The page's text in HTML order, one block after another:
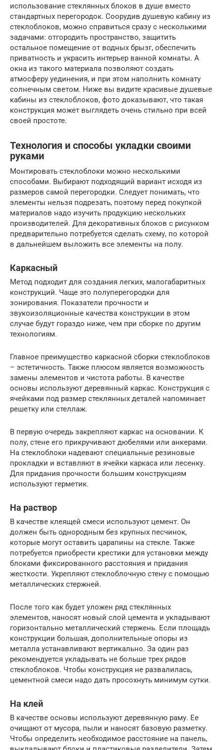
использование стеклянных блоков в душе вместо
стандартных перегородок. Соорудив душевую кабину из
стеклоблоков, можно справиться сразу с несколькими
задачами: отгородить пространство, защитить
остальное помещение от водных брызг, обеспечить
приватность и украсить интерьер ванной комнаты. А
окна из такого материала позволяют создать
атмосферу уединения, и при этом наполнить комнату
солнечным светом. Ниже вы видите красивые душевые
кабины из стеклоблоков, фото доказывают, что такая
конструкция может выглядеть очень стильно при всей
своей простоте.
Технология и способы укладки своими
руками
Монтировать стеклоблоки можно несколькими
способами. Выбирают подходящий вариант исходя из
размеров самой перегородки. Следует понимать, что
элементы нельзя подрезать, поэтому перед покупкой
материалов надо изучить продукцию нескольких
производителей. Для декоративных блоков с рисунком
предварительно потребуется сделать схему, по которой
в дальнейшем выложить все элементы на полу.
Каркасный
Метод подходит для создания легких, малогабаритных
конструкций. Чаще это полуперегородки для
зонирования. Показатели прочности и
звукоизоляционные качества конструкции в этом
случае будут гораздо ниже, чем при сборке по другим
технологиям.
Главное преимущество каркасной сборки стеклоблоков
– эстетичность. Также плюсом является возможность
замены элементов и чистота работы. В качестве
основы используют деревянный каркас. Конструкция с
ячейками под размер стеклянных деталей напоминает
решетку или стеллаж.
В первую очередь закрепляют каркас на основании. К
полу, стене его прикручивают дюбелями или анкерами.
На стеклоблоки надевают специальные резиновые
прокладки и вставляют в ячейки каркаса или лесенку.
Для придания прочности большим конструкциям
используют герметик.
На раствор
В качестве клеящей смеси используют цемент. Он
должен быть однородным без крупных песчинок,
которые могут оставить царапины на стекле. Также
потребуется приобрести крестики для установки между
блоками фиксированного расстояния и придания
жесткости. Укрепляют стеклоблочную стену с помощью
металлических стержней.
После того как будет уложен ряд стеклянных
элементов, наносят новый слой цемента и укладывают
горизонтально металлический стержень. Если площадь
конструкции большая, дополнительные опоры из
металла устанавливают вертикально. За один раз
рекомендуется укладывать не больше трех рядов
стеклоблоков. Чтобы конструкция не развалилась,
цементной смеси надо дать просохнуть минимум сутки.
На клей
В качестве основы используют деревянную раму. Ее
очищают от мусора, пыли и наносят базовую разметку.
Чтобы определить необходимое расстояние на панель,